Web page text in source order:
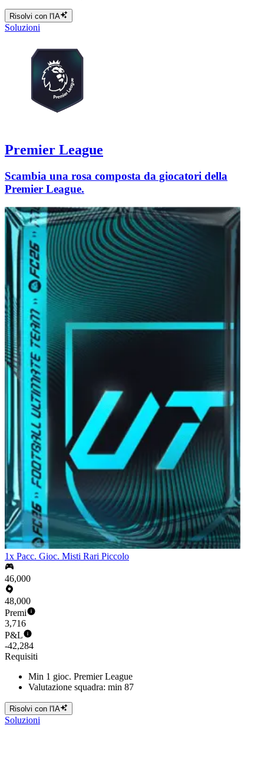
Risolvi con l'IA
Soluzioni
Premier League
Scambia una rosa composta da giocatori della
Premier League.
1x Pacc. Gioc. Misti Rari Piccolo
46,000
48,000
Premi
3,716
P&L
-42,284
Requisiti
Min 1 gioc. Premier League
Valutazione squadra: min 87
Risolvi con l'IA
Soluzioni